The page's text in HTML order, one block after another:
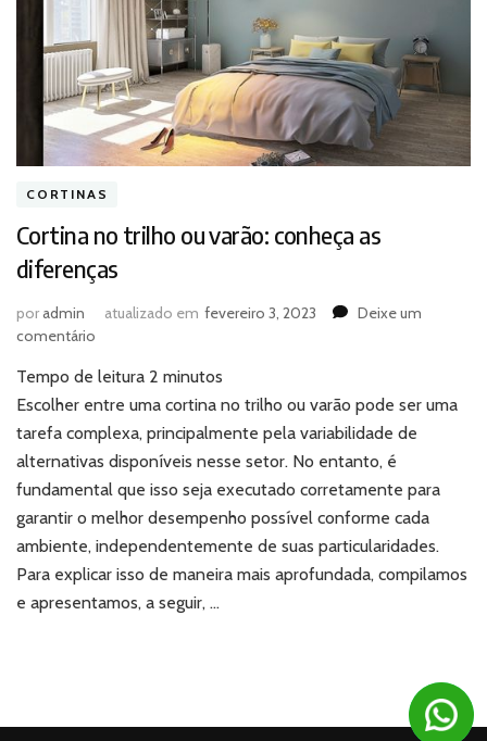
CORTINAS
Cortina no trilho ou varão: conheça as
diferenças
poradmin atualizado em fevereiro 3, 2023
Deixe um
comentário
no
trilho
ou
varão:
conheça
as
diferenças
Tempo de leitura 2 minutos
Escolher entre uma cortina no trilho ou varão pode ser uma
tarefa complexa, principalmente pela variabilidade de
alternativas disponíveis nesse setor. No entanto, é
fundamental que isso seja executado corretamente para
garantir o melhor desempenho possível conforme cada
ambiente, independentemente de suas particularidades.
Para explicar isso de maneira mais aprofundada, compilamos
e apresentamos, a seguir, …